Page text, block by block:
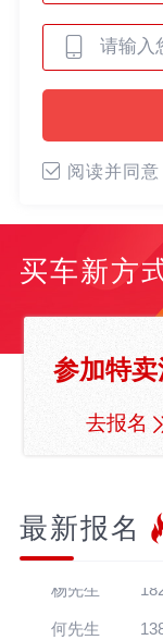
阅读并同意
买车新方
参加特卖
去报名
最新报名
王先生
杨先生
何先生